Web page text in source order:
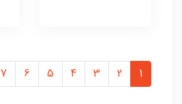
1
2
3
4
5
6
7